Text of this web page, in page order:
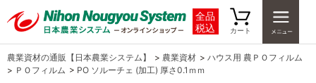
全品
税込
カート
農業資材の通販【日本農業システム】 > 農業資材 > ハウス用 農ＰＯフィルム
> ＰＯフィルム > PO ソルーチェ (加工) 厚さ0.1ｍｍ